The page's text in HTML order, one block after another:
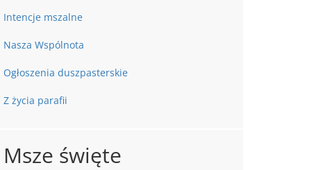
Intencje mszalne
Nasza Wspólnota
Ogłoszenia duszpasterskie
Z życia parafii
Msze święte